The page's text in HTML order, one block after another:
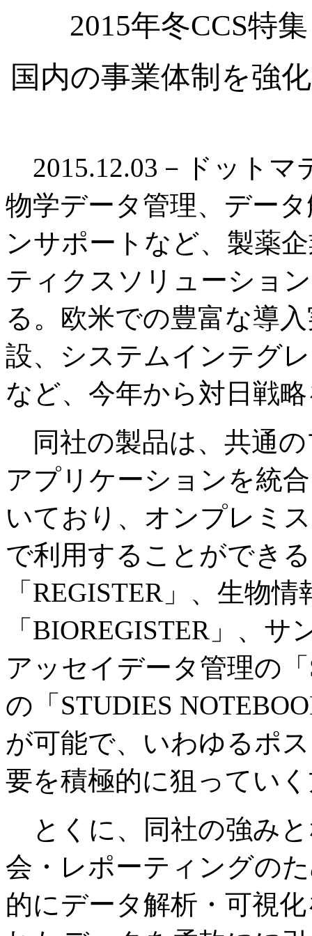
2015年冬CCS特
国内の事業体制を強
2015.12.03－ドットマ
物学データ管理、デー
ンサポートなど、製薬
ティクスソリューショ
る。欧米での豊富な導
設、システムインテグ
など、今年から対日戦
同社の製品は、共通
アプリケーションを統
いており、オンプレミ
で利用することができ
「REGISTER」、生物
「BIOREGISTER」、
アッセイデータ管理の
の「STUDIES
が可能で、いわゆるポ
要を積極的に狙ってい
とくに、同社の強み
会・レポーティングの
的にデータ解析・可視